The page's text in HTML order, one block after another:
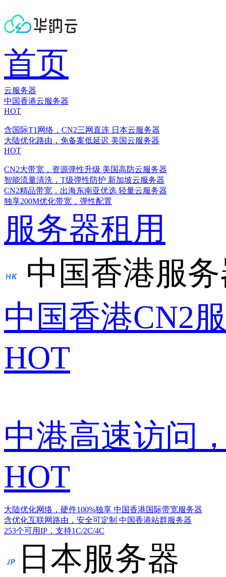
首页
云服务器
中国香港云服务器
HOT
含国际T1网络，CN2三网直连 日本云服务器
大陆优化路由，免备案低延迟 美国云服务器
HOT
CN2大带宽，资源弹性升级 美国高防云服务器
智能流量清洗，T级弹性防护 新加坡云服务器
CN2精品带宽，出海东南亚优选 轻量云服务器
独享200M优化带宽，弹性配置
服务器租用
中国香港服
中国香港CN2
HOT
中港高速访问
HOT
大陆优化网络，硬件100%独享 中国香港国际带宽服务器
含优化互联网路由，安全可定制 中国香港站群服务器
253个可用IP，支持1C/2C/4C
日本服务器